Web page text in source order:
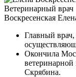
Ветеринарный врач
Воскресенская
Главный
Окончила
Скрябина.